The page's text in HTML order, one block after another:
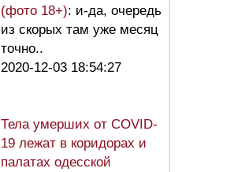
(фото 18+): и-да, очередь
из скорых там уже месяц
точно..
2020-12-03 18:54:27
Тела умерших от COVID-
19 лежат в коридорах и
палатах одесской